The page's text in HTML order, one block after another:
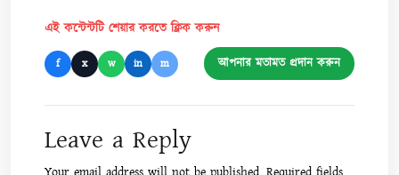
এই কন্টেন্টটি শেয়ার করতে ক্লিক করুন
f x w in m আপনার মতামত প্রদান করুন
Leave a Reply